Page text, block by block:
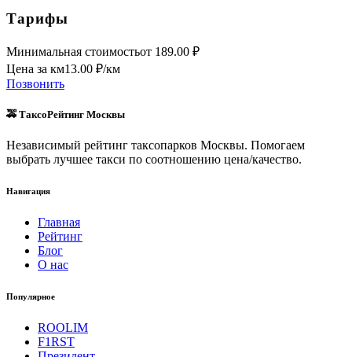
Тарифы
Минимальная стоимостьот 189.00 ₽
Цена за км13.00 ₽/км
Позвонить
🚕 ТаксоРейтинг Москвы
Независимый рейтинг таксопарков Москвы. Помогаем
выбрать лучшее такси по соотношению цена/качество.
Навигация
Главная
Рейтинг
Блог
О нас
Популярное
ROOLIM
F1RST